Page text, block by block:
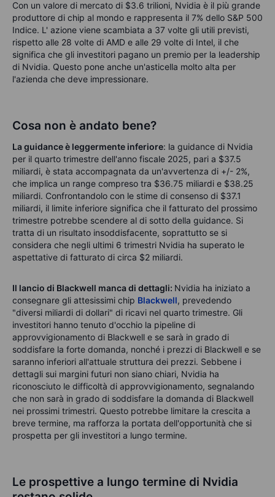
Con un valore di mercato di $3.6 trilioni, Nvidia è il più grande
produttore di chip al mondo e rappresenta il 7% dello S&P 500
Indice. L' azione viene scambiata a 37 volte gli utili previsti,
rispetto alle 28 volte di AMD e alle 29 volte di Intel, il che
significa che gli investitori pagano un premio per la leadership
di Nvidia. Questo pone anche un'asticella molto alta per
l'azienda che deve impressionare.
Cosa non è andato bene?
La guidance è leggermente inferiore: la guidance di Nvidia
per il quarto trimestre dell'anno fiscale 2025, pari a $37.5
miliardi, è stata accompagnata da un'avvertenza di +/- 2%,
che implica un range compreso tra $36.75 miliardi e $38.25
miliardi. Confrontandolo con le stime di consenso di $37.1
miliardi, il limite inferiore significa che il fatturato del prossimo
trimestre potrebbe scendere al di sotto della guidance. Si
tratta di un risultato insoddisfacente, soprattutto se si
considera che negli ultimi 6 trimestri Nvidia ha superato le
aspettative di fatturato di circa $2 miliardi.
Il lancio di Blackwell manca di dettagli: Nvidia ha iniziato a
consegnare gli attesissimi chip Blackwell, prevedendo
"diversi miliardi di dollari" di ricavi nel quarto trimestre. Gli
investitori hanno tenuto d'occhio la pipeline di
approvvigionamento di Blackwell e se sarà in grado di
soddisfare la forte domanda, nonché i prezzi di Blackwell e se
saranno inferiori all'attuale struttura dei prezzi. Sebbene i
dettagli sui margini futuri non siano chiari, Nvidia ha
riconosciuto le difficoltà di approvvigionamento, segnalando
che non sarà in grado di soddisfare la domanda di Blackwell
nei prossimi trimestri. Questo potrebbe limitare la crescita a
breve termine, ma rafforza la portata dell'opportunità che si
prospetta per gli investitori a lungo termine.
Le prospettive a lungo termine di Nvidia